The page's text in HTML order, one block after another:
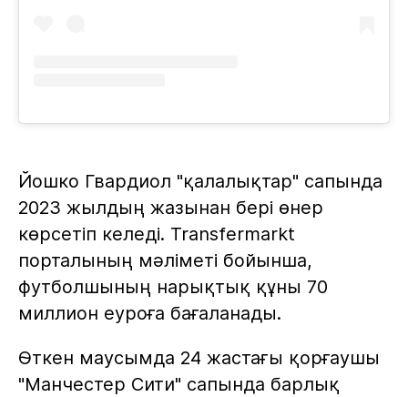
Йошко Гвардиол "қалалықтар" сапында
2023 жылдың жазынан бері өнер
көрсетіп келеді. Transfermarkt
порталының мәліметі бойынша,
футболшының нарықтық құны 70
миллион еуроға бағаланады.
Өткен маусымда 24 жастағы қорғаушы
"Манчестер Сити" сапында барлық